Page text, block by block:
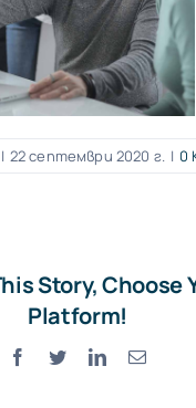
| 22 септември 2020 г. | 0
Story, Choose
Platform!
Facebook
TwitterLinkedIn